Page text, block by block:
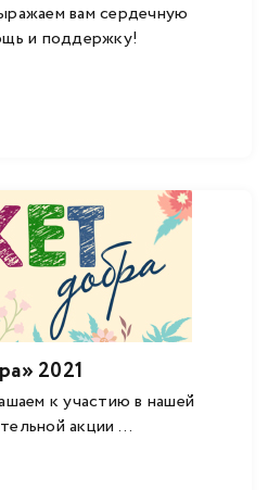
вам сердечную
и поддержку!
2021
к участию в нашей
акции ...